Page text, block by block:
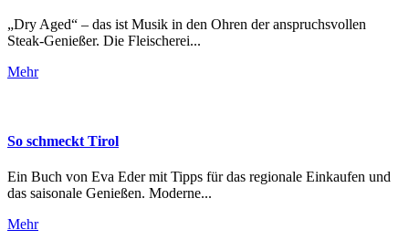
„Dry Aged“ – das ist Musik in den Ohren der anspruchsvollen
Steak-Genießer. Die Fleischerei...
Mehr
So schmeckt Tirol
Ein Buch von Eva Eder mit Tipps für das regionale Einkaufen und
das saisonale Genießen. Moderne...
Mehr